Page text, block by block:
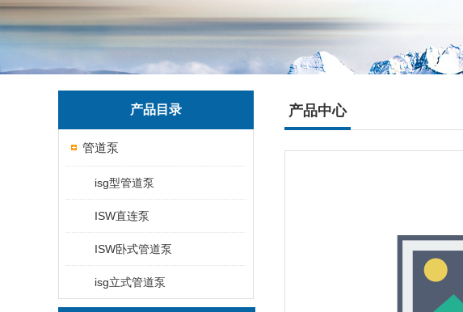
产品目录
管道泵
isg型管道泵
ISW直连泵
ISW卧式管道泵
isg立式管道泵
产品中心